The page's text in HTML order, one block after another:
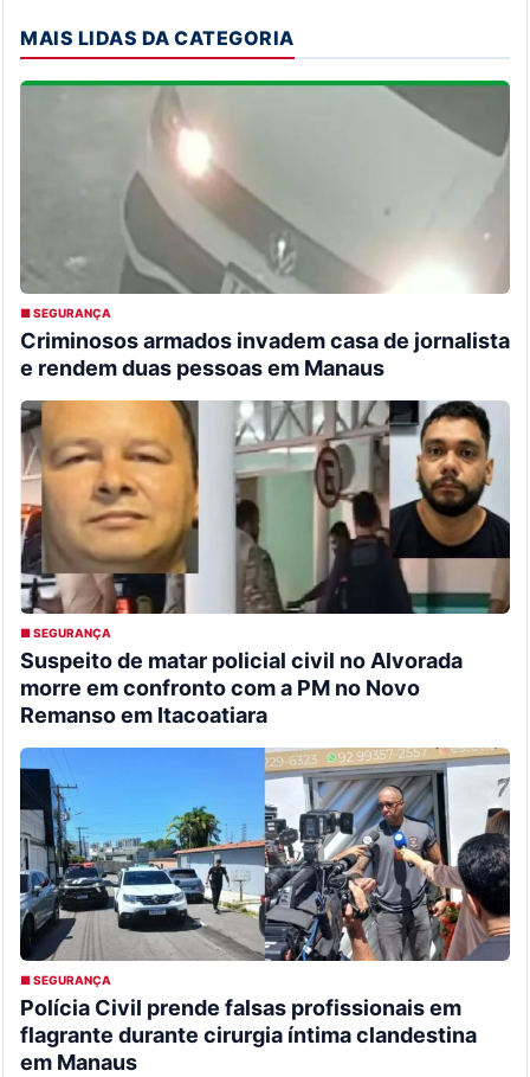
MAIS LIDAS DA CATEGORIA
■ SEGURANÇA
Criminosos armados invadem casa de jornalista
e rendem duas pessoas em Manaus
■ SEGURANÇA
Suspeito de matar policial civil no Alvorada
morre em confronto com a PM no Novo
Remanso em Itacoatiara
■ SEGURANÇA
Polícia Civil prende falsas profissionais em
flagrante durante cirurgia íntima clandestina
em Manaus